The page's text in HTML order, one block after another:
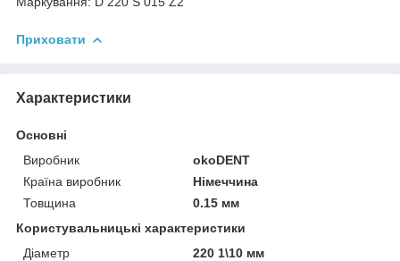
Приховати
Характеристики
Основні
Виробник
okoDENT
Країна виробник
Німеччина
Товщина
0.15 мм
Користувальницькі характеристики
Діаметр
220 1\10 мм